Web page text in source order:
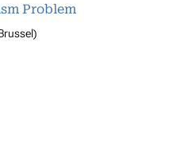
Problem